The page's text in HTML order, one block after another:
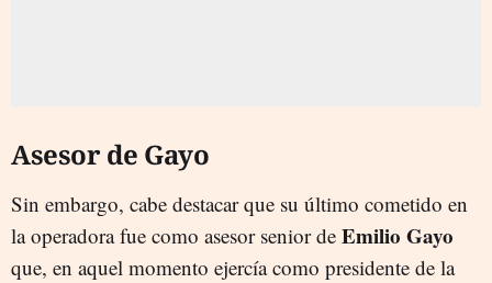
Asesor de Gayo
Sin embargo, cabe destacar que su último cometido en
la operadora fue como asesor senior de Emilio Gayo
que, en aquel momento ejercía como presidente de la